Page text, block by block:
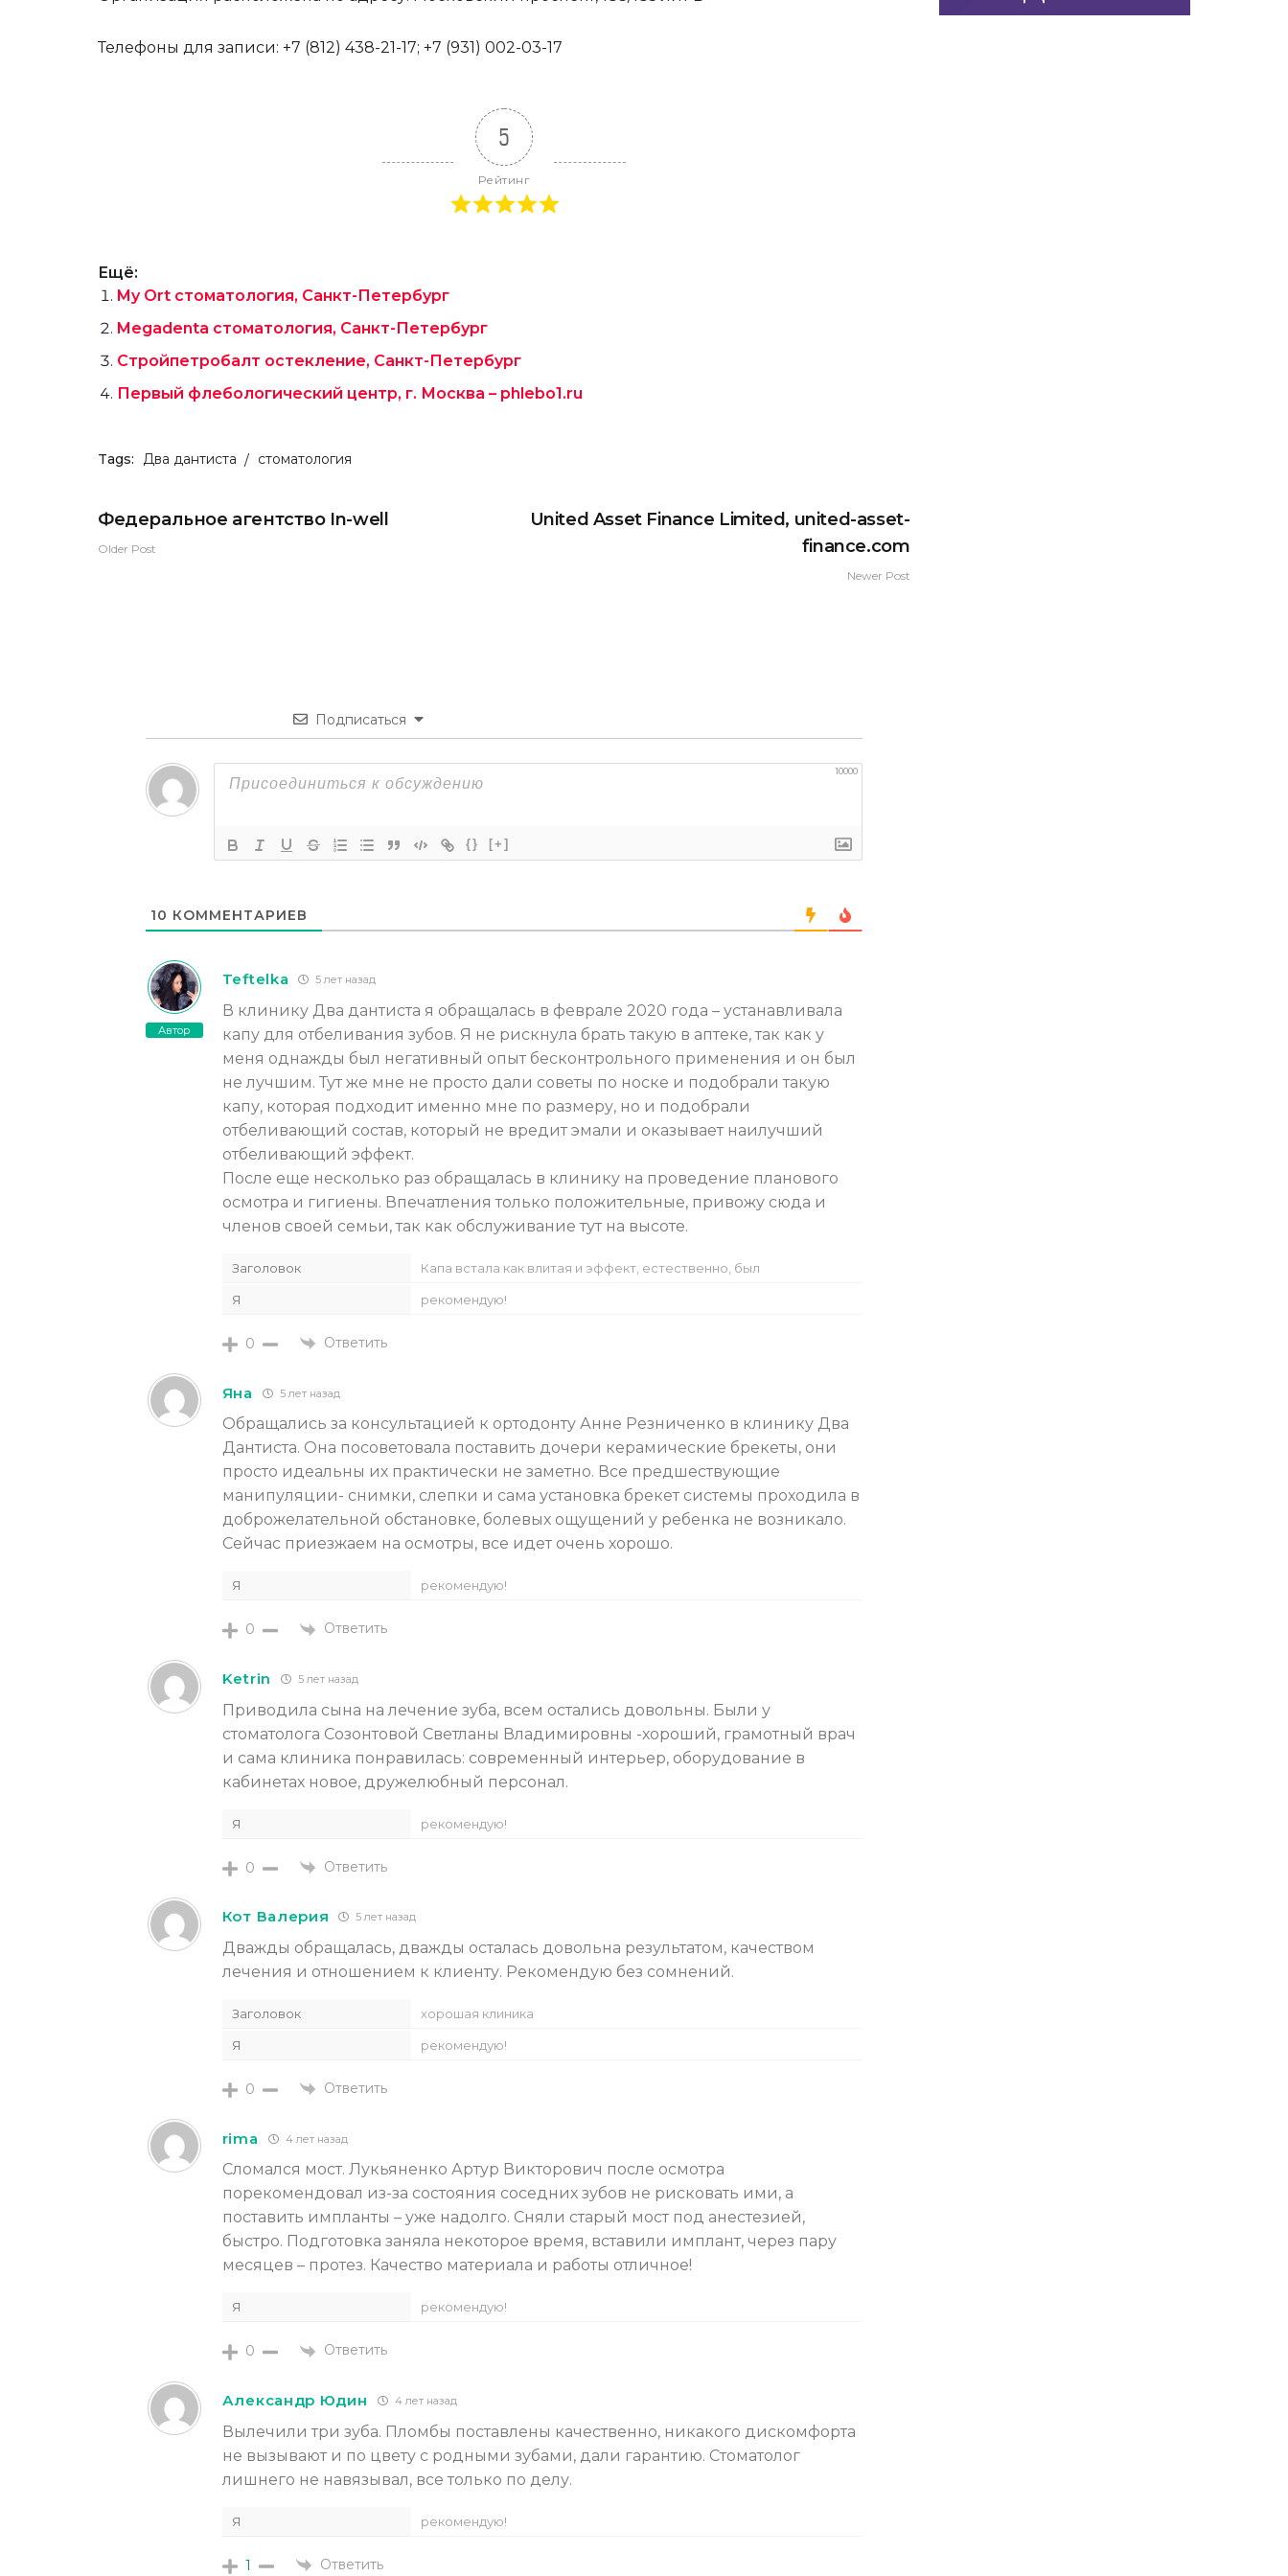
Телефоны для записи: +7 (812) 438-21-17; +7 (931) 002-03-17
5
Рейтинг
Ещё:
My Ort стоматология, Санкт-Петербург
Megadenta стоматология, Санкт-Петербург
Стройпетробалт остекление, Санкт-Петербург
Первый флебологический центр, г. Москва – phlebo1.ru
Tags: Два дантиста стоматология
Федеральное агентство In-well
Older Post
United Asset Finance Limited, united-asset-
finance.com
Newer Post
Подписаться
10000
{} [+]
10 КОММЕНТАРИЕВ
Автор
Teftelka 5 лет назад
В клинику Два дантиста я обращалась в феврале 2020 года – устанавливала
капу для отбеливания зубов. Я не рискнула брать такую в аптеке, так как у
меня однажды был негативный опыт бесконтрольного применения и он был
не лучшим. Тут же мне не просто дали советы по носке и подобрали такую
капу, которая подходит именно мне по размеру, но и подобрали
отбеливающий состав, который не вредит эмали и оказывает наилучший
отбеливающий эффект.
После еще несколько раз обращалась в клинику на проведение планового
осмотра и гигиены. Впечатления только положительные, привожу сюда и
членов своей семьи, так как обслуживание тут на высоте.
Заголовок Капа встала как влитая и эффект, естественно, был
Я рекомендую!
0 Ответить
Яна 5 лет назад
Обращались за консультацией к ортодонту Анне Резниченко в клинику Два
Дантиста. Она посоветовала поставить дочери керамические брекеты, они
просто идеальны их практически не заметно. Все предшествующие
манипуляции- снимки, слепки и сама установка брекет системы проходила в
доброжелательной обстановке, болевых ощущений у ребенка не возникало.
Сейчас приезжаем на осмотры, все идет очень хорошо.
Я рекомендую!
0 Ответить
Ketrin 5 лет назад
Приводила сына на лечение зуба, всем остались довольны. Были у
стоматолога Созонтовой Светланы Владимировны -хороший, грамотный врач
и сама клиника понравилась: современный интерьер, оборудование в
кабинетах новое, дружелюбный персонал.
Я рекомендую!
0 Ответить
Кот Валерия 5 лет назад
Дважды обращалась, дважды осталась довольна результатом, качеством
лечения и отношением к клиенту. Рекомендую без сомнений.
Заголовок хорошая клиника
Я рекомендую!
0 Ответить
rima 4 лет назад
Сломался мост. Лукьяненко Артур Викторович после осмотра
порекомендовал из-за состояния соседних зубов не рисковать ими, а
поставить импланты – уже надолго. Сняли старый мост под анестезией,
быстро. Подготовка заняла некоторое время, вставили имплант, через пару
месяцев – протез. Качество материала и работы отличное!
Я рекомендую!
0 Ответить
Александр Юдин 4 лет назад
Вылечили три зуба. Пломбы поставлены качественно, никакого дискомфорта
не вызывают и по цвету с родными зубами, дали гарантию. Стоматолог
лишнего не навязывал, все только по делу.
Я рекомендую!
1 Ответить